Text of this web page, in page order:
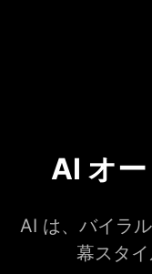
AI オ
AI は、バイラ
幕スタイ